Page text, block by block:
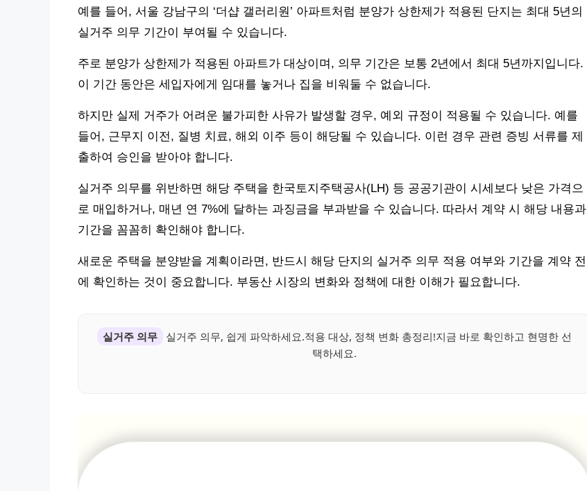
예를 들어, 서울 강남구의 ‘더샵 갤러리원’ 아파트처럼 분양가 상한제가 적용된 단지는 최대 5년의
실거주 의무 기간이 부여될 수 있습니다.
주로 분양가 상한제가 적용된 아파트가 대상이며, 의무 기간은 보통 2년에서 최대 5년까지입니다.
이 기간 동안은 세입자에게 임대를 놓거나 집을 비워둘 수 없습니다.
하지만 실제 거주가 어려운 불가피한 사유가 발생할 경우, 예외 규정이 적용될 수 있습니다. 예를
들어, 근무지 이전, 질병 치료, 해외 이주 등이 해당될 수 있습니다. 이런 경우 관련 증빙 서류를 제
출하여 승인을 받아야 합니다.
실거주 의무를 위반하면 해당 주택을 한국토지주택공사(LH) 등 공공기관이 시세보다 낮은 가격으
로 매입하거나, 매년 연 7%에 달하는 과징금을 부과받을 수 있습니다. 따라서 계약 시 해당 내용과
기간을 꼼꼼히 확인해야 합니다.
새로운 주택을 분양받을 계획이라면, 반드시 해당 단지의 실거주 의무 적용 여부와 기간을 계약 전
에 확인하는 것이 중요합니다. 부동산 시장의 변화와 정책에 대한 이해가 필요합니다.
실거주 의무
실거주 의무, 쉽게 파악하세요.적용 대상, 정책 변화 총정리!지금 바로 확인하고 현명한 선
택하세요.